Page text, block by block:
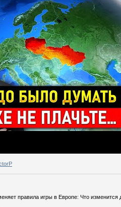
правила игры в Европе: Что изменится